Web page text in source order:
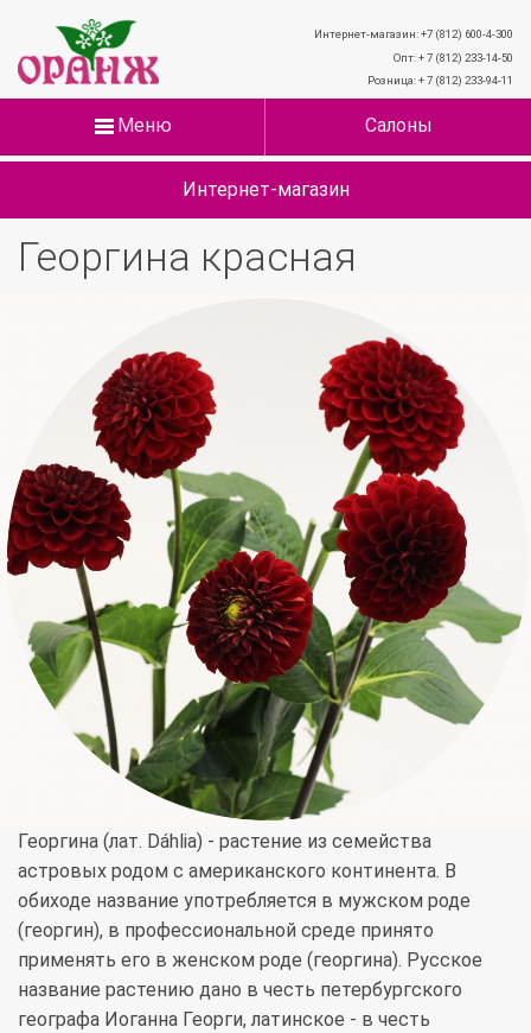
Интернет-магазин: +7 (812) 600-4-300
Опт: + 7 (812) 233-14-50
Розница: + 7 (812) 233-94-11
Меню Салоны
Интернет-магазин
Георгина красная
Георгина (лат. Dáhlia) - растение из семейства
астровых родом с американского континента. В
обиходе название употребляется в мужском роде
(георгин), в профессиональной среде принято
применять его в женском роде (георгина). Русское
название растению дано в честь петербургского
географа Иоганна Георги, латинское - в честь